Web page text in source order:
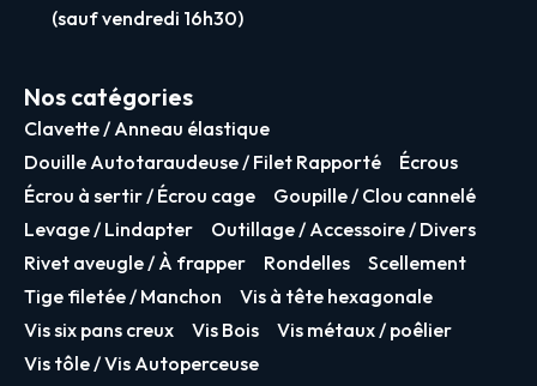
(sauf vendredi 16h30)
Nos catégories
Clavette / Anneau élastique
Douille Autotaraudeuse / Filet Rapporté
Écrous
Écrou à sertir / Écrou cage
Goupille / Clou cannelé
Levage / Lindapter
Outillage / Accessoire / Divers
Rivet aveugle / À frapper
Rondelles
Scellement
Tige filetée / Manchon
Vis à tête hexagonale
Vis six pans creux
Vis Bois
Vis métaux / poêlier
Vis tôle / Vis Autoperceuse